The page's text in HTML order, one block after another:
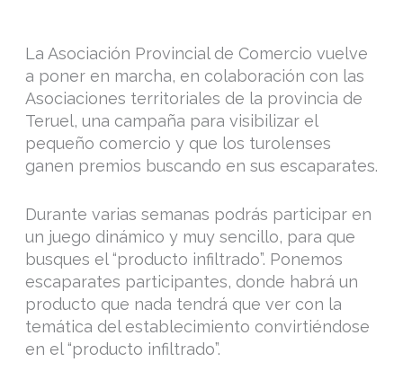
La Asociación Provincial de Comercio vuelve
a poner en marcha, en colaboración con las
Asociaciones territoriales de la provincia de
Teruel, una campaña para visibilizar el
pequeño comercio y que los turolenses
ganen premios buscando en sus escaparates.
Durante varias semanas podrás participar en
un juego dinámico y muy sencillo, para que
busques el “producto infiltrado”. Ponemos
escaparates participantes, donde habrá un
producto que nada tendrá que ver con la
temática del establecimiento convirtiéndose
en el “producto infiltrado”.